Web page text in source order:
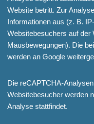
Website betritt. Zur
Informationen aus (z. B.
Websitebesuchers auf der
Mausbewegungen). Die
werden an Google
Die reCAPTCHA-
Websitebesucher werden
Analyse stattfindet.